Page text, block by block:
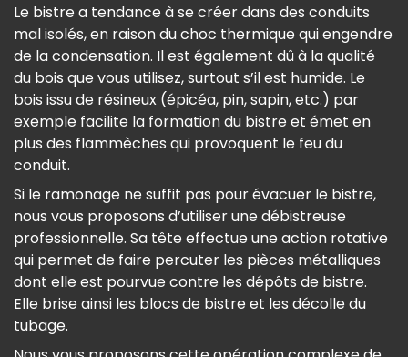
Le bistre a tendance à se créer dans des conduits
mal isolés, en raison du choc thermique qui engendre
de la condensation. Il est également dû à la qualité
du bois que vous utilisez, surtout s’il est humide. Le
bois issu de résineux (épicéa, pin, sapin, etc.) par
exemple facilite la formation du bistre et émet en
plus des flammèches qui provoquent le feu du
conduit.
Si le ramonage ne suffit pas pour évacuer le bistre,
nous vous proposons d’utiliser une débistreuse
professionnelle. Sa tête effectue une action rotative
qui permet de faire percuter les pièces métalliques
dont elle est pourvue contre les dépôts de bistre.
Elle brise ainsi les blocs de bistre et les décolle du
tubage.